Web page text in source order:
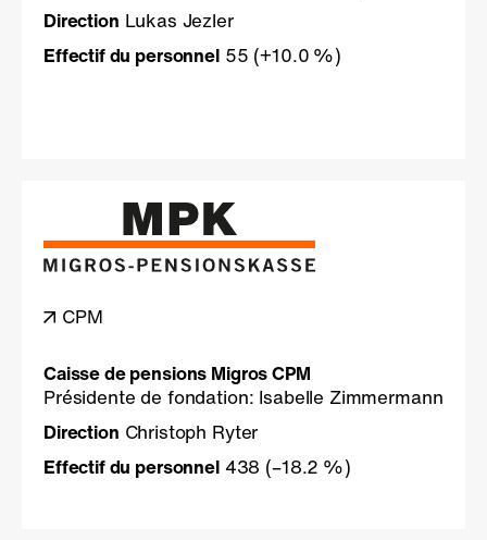
Direction Lukas Jezler
Effectif du personnel55 (+10.0 %)
CPM
Caisse de pensions Migros CPM
Présidente de fondation: Isabelle Zimmermann
Direction Christoph Ryter
Effectif du personnel438 (–18.2 %)